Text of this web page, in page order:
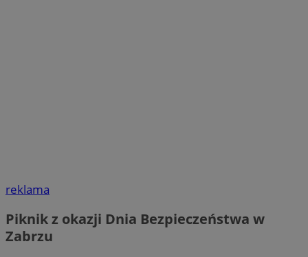
reklama
Piknik z okazji Dnia Bezpieczeństwa w
Zabrzu